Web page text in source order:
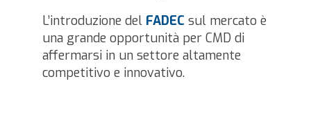
L’introduzione del FADEC sul mercato è
una grande opportunità per CMD di
affermarsi in un settore altamente
competitivo e innovativo.